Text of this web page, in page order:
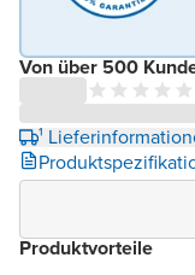
Von über 500
¹
Produktvorteile